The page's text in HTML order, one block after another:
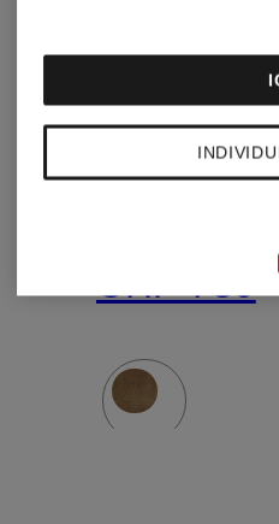
CHF
CHF 730